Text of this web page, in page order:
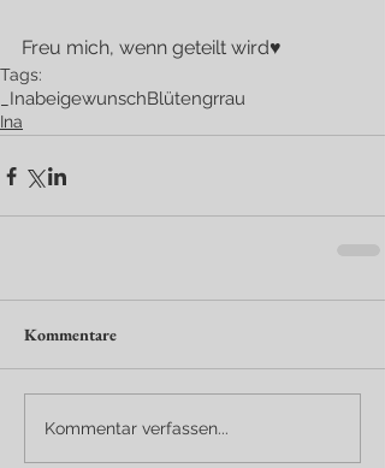
Freu mich, wenn geteilt wird♥
Tags:
_InabeigewunschBlütengrrau
Ina
Kommentare
Kommentar verfassen...